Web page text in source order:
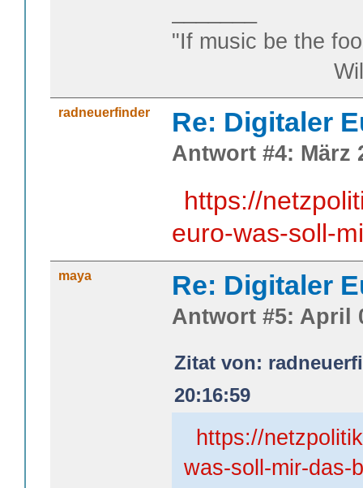
"If music be the
William
radneuerfinder Re: Digitaler
Antwort #4: März
https://
euro-was-soll-
maya Re: Digitaler
Antwort #5: April
Zitat von:
20:16:59
https://
was-soll-mir-das-